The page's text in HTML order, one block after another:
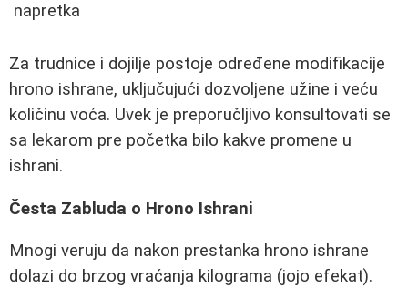
napretka
Za trudnice i dojilje postoje određene modifikacije
hrono ishrane, uključujući dozvoljene užine i veću
količinu voća. Uvek je preporučljivo konsultovati se
sa lekarom pre početka bilo kakve promene u
ishrani.
Česta Zabluda o Hrono Ishrani
Mnogi veruju da nakon prestanka hrono ishrane
dolazi do brzog vraćanja kilograma (jojo efekat).